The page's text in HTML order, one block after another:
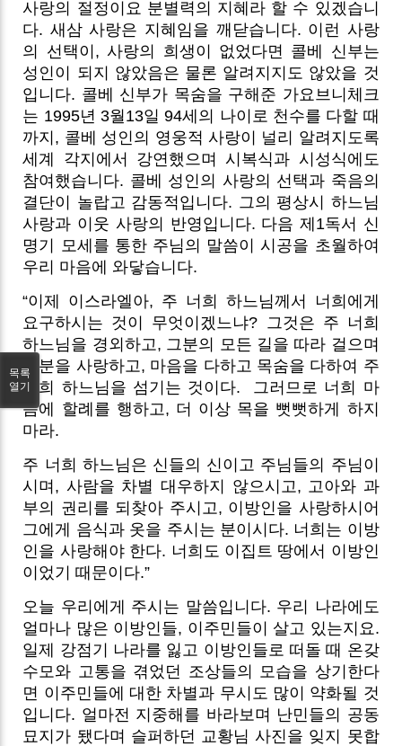
사랑의 절정이요 분별력의 지혜라 할 수 있겠습니
다. 새삼 사랑은 지혜임을 깨닫습니다. 이런 사랑
의 선택이, 사랑의 희생이 없었다면 콜베 신부는
성인이 되지 않았음은 물론 알려지지도 않았을 것
입니다. 콜베 신부가 목숨을 구해준 가요브니체크
는 1995년 3월13일 94세의 나이로 천수를 다할 때
까지, 콜베 성인의 영웅적 사랑이 널리 알려지도록
세계 각지에서 강연했으며 시복식과 시성식에도
참여했습니다. 콜베 성인의 사랑의 선택과 죽음의
결단이 놀랍고 감동적입니다. 그의 평상시 하느님
사랑과 이웃 사랑의 반영입니다. 다음 제1독서 신
명기 모세를 통한 주님의 말씀이 시공을 초월하여
우리 마음에 와닿습니다.
“이제 이스라엘아, 주 너희 하느님께서 너희에게
요구하시는 것이 무엇이겠느냐? 그것은 주 너희
하느님을 경외하고, 그분의 모든 길을 따라 걸으며
그분을 사랑하고, 마음을 다하고 목숨을 다하여 주
너희 하느님을 섬기는 것이다.
그러므로 너희 마
음에 할례를 행하고, 더 이상 목을 뻣뻣하게 하지
마라.
주 너희 하느님은 신들의 신이고 주님들의 주님이
시며, 사람을 차별 대우하지 않으시고, 고아와 과
부의 권리를 되찾아 주시고, 이방인을 사랑하시어
그에게 음식과 옷을 주시는 분이시다. 너희는 이방
인을 사랑해야 한다. 너희도 이집트 땅에서 이방인
이었기 때문이다.”
오늘 우리에게 주시는 말씀입니다. 우리 나라에도
얼마나 많은 이방인들, 이주민들이 살고 있는지요.
일제 강점기 나라를 잃고 이방인들로 떠돌 때 온갖
수모와 고통을 겪었던 조상들의 모습을 상기한다
면 이주민들에 대한 차별과 무시도 많이 약화될 것
입니다. 얼마전 지중해를 바라보며 난민들의 공동
묘지가 됐다며 슬퍼하던 교황님 사진을 잊지 못합
목록
열기